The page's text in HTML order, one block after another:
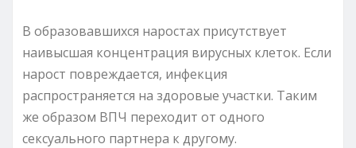
В образовавшихся наростах присутствует
наивысшая концентрация вирусных клеток. Если
нарост повреждается, инфекция
распространяется на здоровые участки. Таким
же образом ВПЧ переходит от одного
сексуального партнера к другому.